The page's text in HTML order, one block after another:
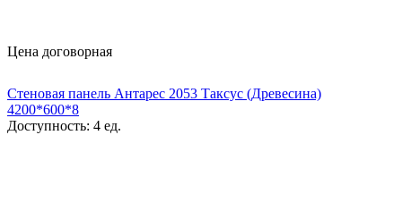
Цена договорная
Стеновая панель Антарес 2053 Таксус (Древесина)
4200*600*8
Доступность: 4 ед.